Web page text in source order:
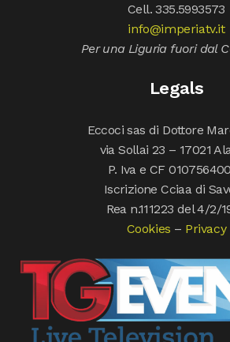
Cell. 335.5993573
info@imperiatv.it
Per una Liguria fuori dal
Legals
Eccoci sas di Dottore
via Sollai 23 – 17021
P. Iva e CF
Iscrizione Cciaa di
Rea n.111223 del 4/2/
Cookies – Privacy